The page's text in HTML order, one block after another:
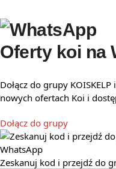
Oferty koi na
Dołącz do grupy
nowych ofertach Koi i
Dołącz do grupy
Zeskanuj kod i przejdź do